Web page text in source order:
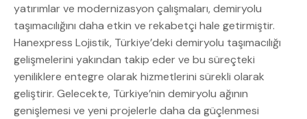
yatırımlar ve modernizasyon çalışmaları, demiryolu
taşımacılığını daha etkin ve rekabetçi hale getirmiştir.
Hanexpress Lojistik, Türkiye’deki demiryolu taşımacılığı
gelişmelerini yakından takip eder ve bu süreçteki
yeniliklere entegre olarak hizmetlerini sürekli olarak
geliştirir. Gelecekte, Türkiye’nin demiryolu ağının
genişlemesi ve yeni projelerle daha da güçlenmesi